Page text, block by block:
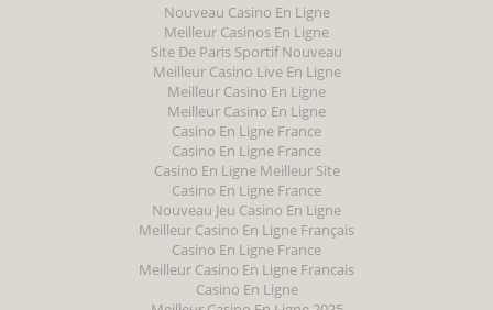
Nouveau Casino En Ligne
Meilleur Casinos En Ligne
Site De Paris Sportif Nouveau
Meilleur Casino Live En Ligne
Meilleur Casino En Ligne
Meilleur Casino En Ligne
Casino En Ligne France
Casino En Ligne France
Casino En Ligne Meilleur Site
Casino En Ligne France
Nouveau Jeu Casino En Ligne
Meilleur Casino En Ligne Français
Casino En Ligne France
Meilleur Casino En Ligne Francais
Casino En Ligne